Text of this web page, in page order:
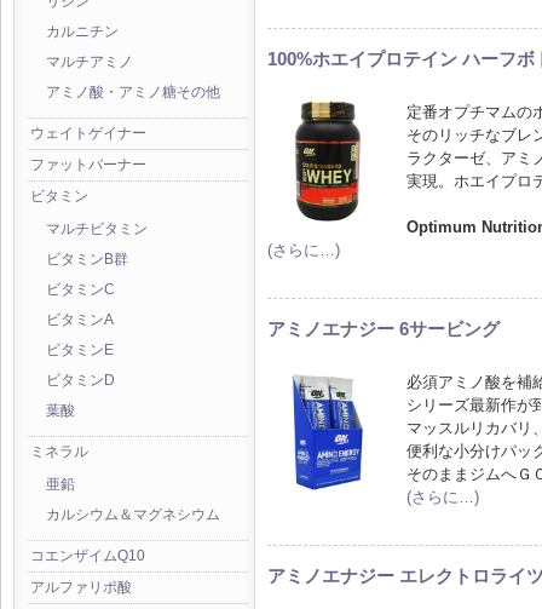
カルニチン
マルチアミノ
アミノ酸・アミノ糖その他
ウェイトゲイナー
ファットバーナー
ビタミン
マルチビタミン
ビタミンB群
ビタミンC
ビタミンA
ビタミンE
ビタミンD
葉酸
ミネラル
亜鉛
カルシウム＆マグネシウム
コエンザイムQ10
アルファリポ酸
100%ホエイプロテイン ハーフボ
定番オプチマムの
そのリッチなブレ
ラクターゼ、アミ
実現。ホエイプロ
Optimum
(さらに…)
アミノエナジー 6サービング
必須アミノ酸を補
シリーズ最新作が
マッスルリカバリ
便利な小分けパッ
そのままジムへＧ
(さらに…)
アミノエナジー エレクトロライ